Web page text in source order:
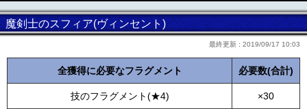
魔剣士のスフィア(ヴィンセント)
最終更新 : 2019/09/17 10:03
全獲得に必要なフラグメント 必要数(合計)
技のフラグメント(★4) ×30